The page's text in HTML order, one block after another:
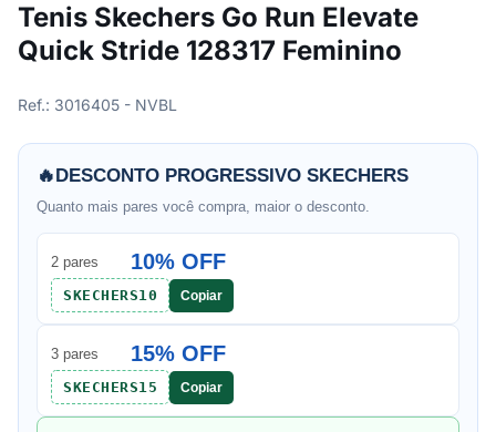
Tenis Skechers Go Run Elevate
Quick Stride 128317 Feminino
Ref.: 3016405 - NVBL
🔥DESCONTO PROGRESSIVO SKECHERS
Quanto mais pares você compra, maior o desconto.
2 pares 10% OFF
SKECHERS10 Copiar
3 pares 15% OFF
SKECHERS15 Copiar